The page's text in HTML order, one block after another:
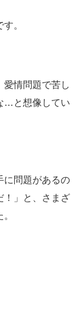
。
愛情問題で苦し
…と想像してい
に問題があるの
！」と、さまざ